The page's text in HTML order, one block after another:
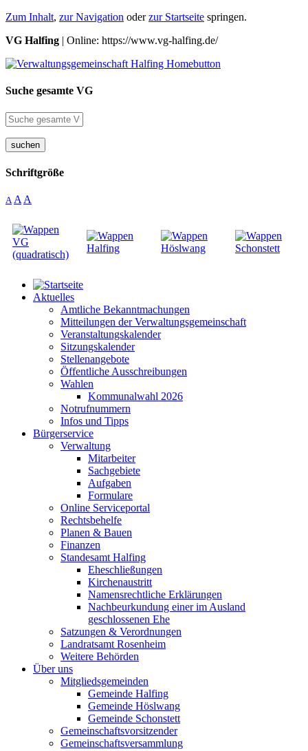
Zum Inhalt, zur Navigation oderzur Startseite springen.
VG Halfing | Online: https://www.vg-halfing.de/
Suche gesamte VG
suchen
Schriftgröße
A A A
Aktuelles
Amtliche Bekanntmachungen
Mitteilungen der Verwaltungsgemeinschaft
Veranstaltungskalender
Sitzungskalender
Stellenangebote
Öffentliche Ausschreibungen
Wahlen
Kommunalwahl 2026
Notrufnummern
Infos und Tipps
Bürgerservice
Verwaltung
Mitarbeiter
Sachgebiete
Aufgaben
Formulare
Online Serviceportal
Rechtsbehelfe
Planen & Bauen
Finanzen
Standesamt Halfing
Eheschließungen
Kirchenaustritt
Namensrechtliche Erklärungen
Nachbeurkundung einer im Ausland
geschlossenen Ehe
Satzungen & Verordnungen
Landratsamt Rosenheim
Weitere Behörden
Über uns
Mitgliedsgemeinden
Gemeinde Halfing
Gemeinde Höslwang
Gemeinde Schonstett
Gemeinschaftsvorsitzender
Gemeinschaftsversammlung